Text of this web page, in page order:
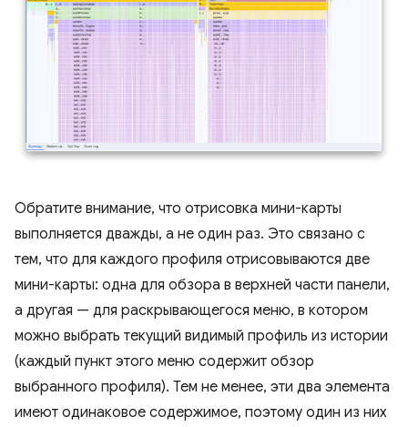
Обратите внимание, что отрисовка мини-карты
выполняется дважды, а не один раз. Это связано с
тем, что для каждого профиля отрисовываются две
мини-карты: одна для обзора в верхней части панели,
а другая — для раскрывающегося меню, в котором
можно выбрать текущий видимый профиль из истории
(каждый пункт этого меню содержит обзор
выбранного профиля). Тем не менее, эти два элемента
имеют одинаковое содержимое, поэтому один из них